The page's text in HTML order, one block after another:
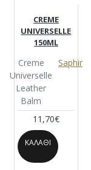
CREME
UNIVERSELLE
150ML
Creme
Universelle
Leather
Balm
Saphir
11,70€
ΚΑΛΆΘΙ